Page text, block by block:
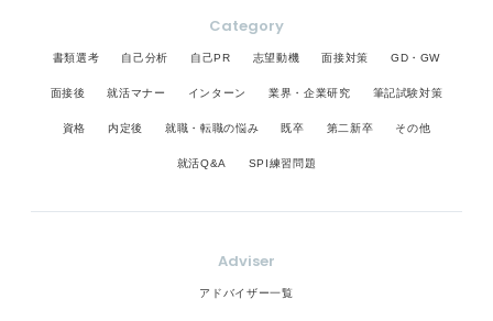
Category
書類選考 自己分析 自己PR 志望動機 面接対策 GD・GW
面接後 就活マナー インターン 業界・企業研究 筆記試験対策
資格 内定後 就職・転職の悩み 既卒 第二新卒 その他
就活Q&A SPI練習問題
Adviser
アドバイザー一覧